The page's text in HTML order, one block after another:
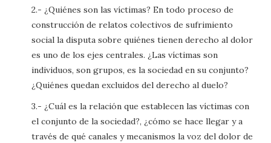
2.- ¿Quiénes son las víctimas? En todo proceso de
construcción de relatos colectivos de sufrimiento
social la disputa sobre quiénes tienen derecho al dolor
es uno de los ejes centrales. ¿Las víctimas son
individuos, son grupos, es la sociedad en su conjunto?
¿Quiénes quedan excluidos del derecho al duelo?
3.- ¿Cuál es la relación que establecen las víctimas con
el conjunto de la sociedad?, ¿cómo se hace llegar y a
través de qué canales y mecanismos la voz del dolor de